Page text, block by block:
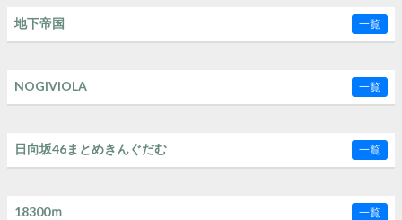
地下帝国 一覧
NOGIVIOLA 一覧
日向坂46まとめきんぐだむ 一覧
18300ｍ 一覧